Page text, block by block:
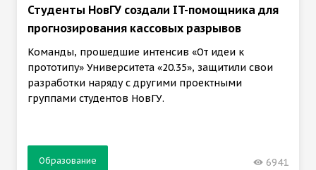
Студенты НовГУ создали IT-помощника для
прогнозирования кассовых разрывов
Команды, прошедшие интенсив «От идеи к
прототипу» Университета «20.35», защитили свои
разработки наряду с другими проектными
группами студентов НовГУ.
Образование 6941